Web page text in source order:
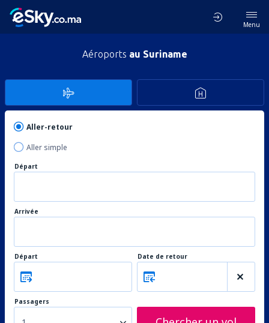
Menu
Aéroports au Suriname
Aller-retour
Aller simple
Départ
Arrivée
Départ Date de retour
Passagers